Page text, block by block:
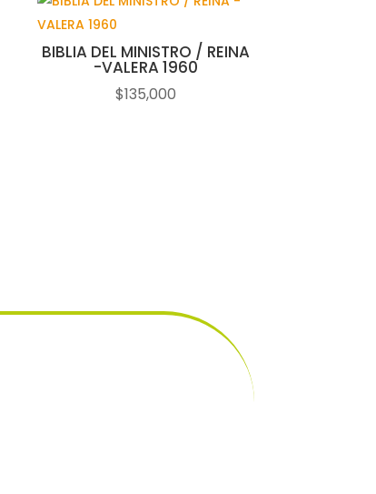
BIBLIA DEL MINISTRO / REINA
-VALERA 1960
$135,000